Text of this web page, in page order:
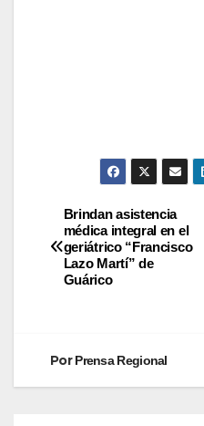
Brindan asistencia
médica integral en el
geriátrico “Francisco
Lazo Martí” de
Guárico
PorPrensa Regional